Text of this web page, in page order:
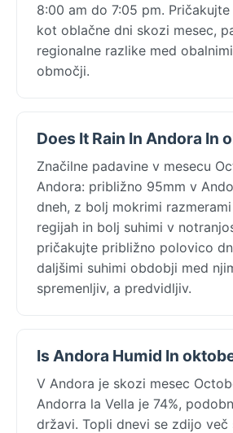
8:00 am do 7:05 pm.
kot oblačne dni skozi mesec,
regionalne razlike med
območji.
Does It Rain In Andora In
Značilne padavine v mesecu
Andora: približno 95mm v
dneh, z bolj mokrimi
regijah in bolj suhimi v
pričakujte približno polovico
daljšimi suhimi obdobji med
spremenljiv, a predvidljiv.
Is Andora Humid In
V Andora je skozi mesec
Andorra la Vella je 74%,
državi. Topli dnevi se zdijo